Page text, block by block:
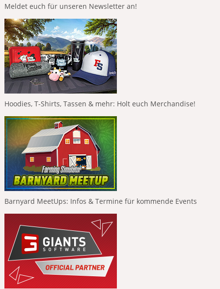
Meldet euch für unseren Newsletter an!
Hoodies, T-Shirts, Tassen & mehr: Holt euch Merchandise!
Barnyard MeetUps: Infos & Termine für kommende Events